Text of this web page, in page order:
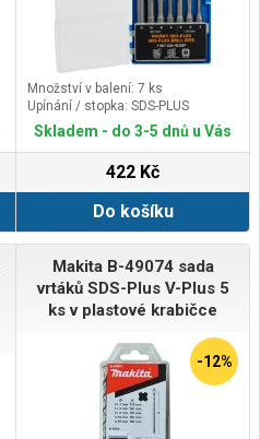
Množství v balení: 7 ks
Upínání / stopka: SDS-PLUS
Skladem - do 3-5 dnů u Vás
422 Kč
Do košíku
Makita B-49074 sada
vrtáků SDS-Plus V-Plus 5
ks v plastové krabičce
-12%